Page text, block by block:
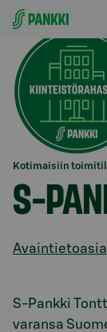
Siirry suoraan
Kotimaisiin
S-
Osio
S-Pankki
varansa